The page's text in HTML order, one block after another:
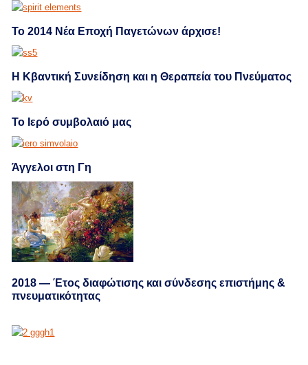
Το 2014 Νέα Εποχή Παγετώνων άρχισε!
Η Κβαντική Συνείδηση και η Θεραπεία του Πνεύματος
Το Ιερό συμβολαιό μας
Άγγελοι στη Γη
2018 — Έτος διαφώτισης και σύνδεσης επιστήμης &
πνευματικότητας